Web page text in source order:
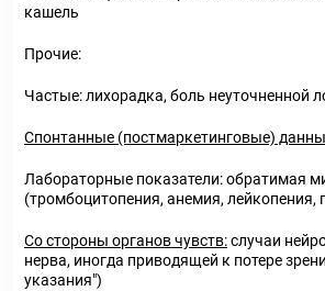
кашель
Прочие:
Частые: лихорадка, боль неуточненной
Спонтанные (постмаркетинговые)
Лабораторные показатели: обратимая
(тромбоцитопения, анемия, лейкопения,
Со стороны органов чувств:случаи
нерва, иногда приводящей к потере
указания")